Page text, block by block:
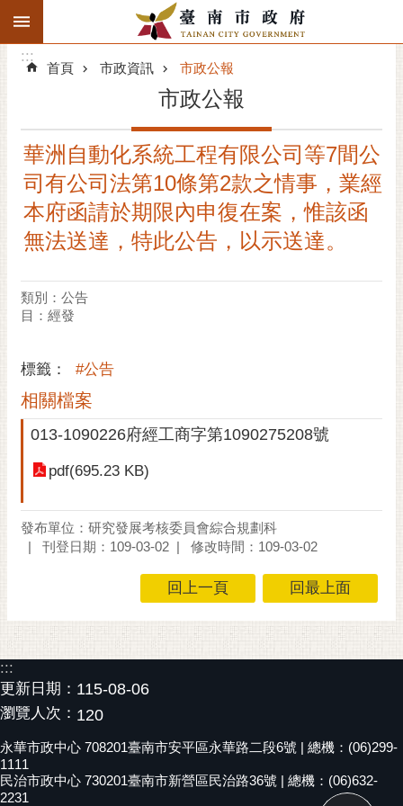
跳到主要內容區塊
搜
階
精彩府城
市府動態
市府團隊
主題服務
市民互動
螢
光
花
花
祭
網
站
覽
訂
:::
:::
首頁 市政資訊 市政公報
市政公報
華洲自動化系統工程有限公司等7間公
司有公司法第10條第2款之情事，業經
本府函請於期限內申復在案，惟該函
無法送達，特此公告，以示送達。
類別：公告
目：經發
標籤： #公告
相關檔案
013-1090226府經工商字第1090275208號
pdf(695.23 KB)
發布單位：研究發展考核委員會綜合規劃科
刊登日期：109-03-02
修改時間：109-03-02
回上一頁 回最上面
:::
更新日期： 115-08-06
瀏覽人次： 120
永華市政中心 708201臺南市安平區永華路二段6號 | 總機：(06)299-
1111
民治市政中心 730201臺南市新營區民治路36號 | 總機：(06)632-
2231